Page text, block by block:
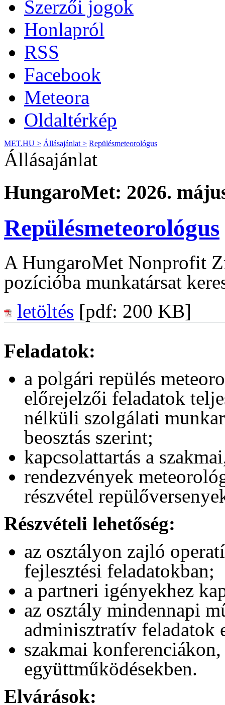
Szerzői jogok
Honlapról
RSS
Facebook
Meteora
Oldaltérkép
MET.HU > Állásajánlat > Repülésmeteorológus
Állásajánlat
HungaroMet: 2026.
Repülésmeteorológus
A HungaroMet Nonprofit
pozícióba munkatársat
letöltés [pdf: 200 KB]
Feladatok:
a polgári repülés
előrejelzői feladatok
nélküli szolgálati
beosztás szerint;
kapcsolattartás a
rendezvények
részvétel
Részvételi lehetőség:
az osztályon zajló
fejlesztési feladatokban;
a partneri igényekhez
az osztály mindennapi
adminisztratív feladatok
szakmai
együttműködésekben.
Elvárások: